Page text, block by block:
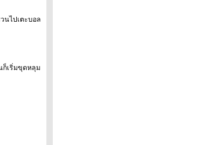
นไปเตะบอล
ก็เริ่มขุดหลุม